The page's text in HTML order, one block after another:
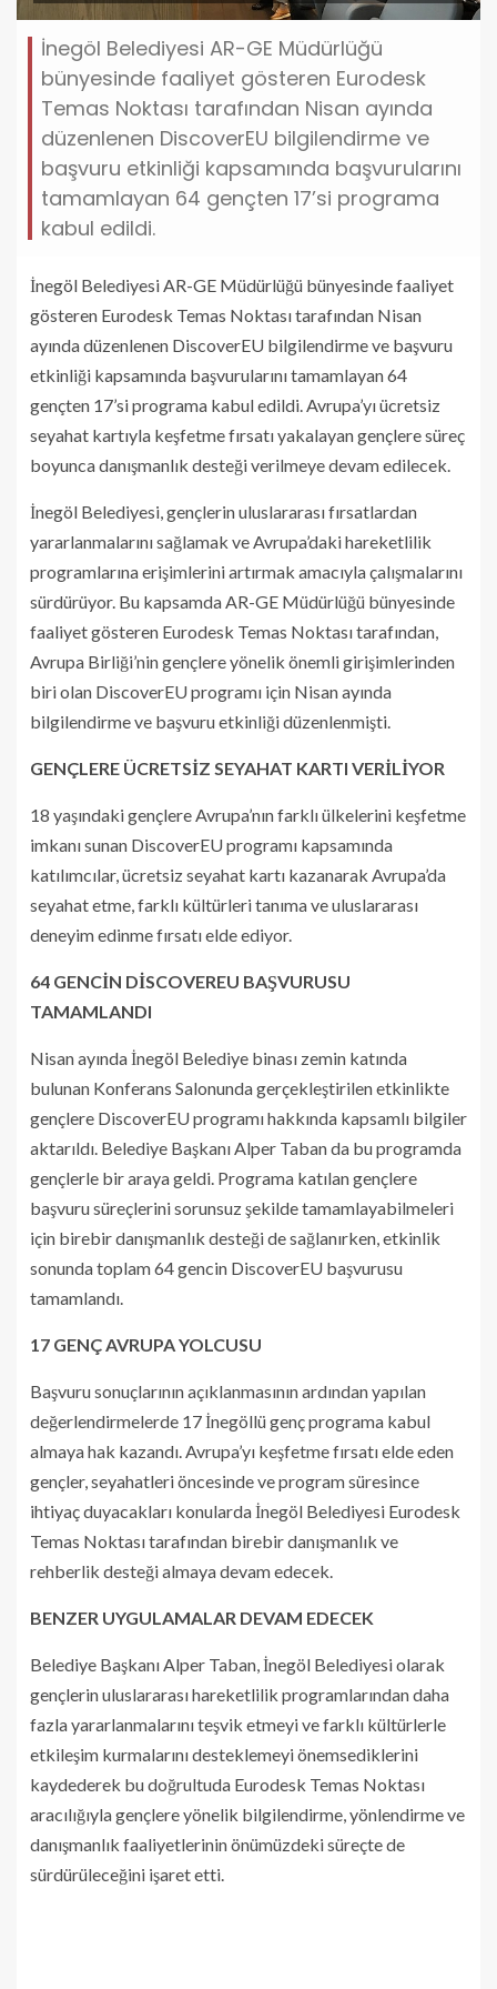
İnegöl Belediyesi AR-GE Müdürlüğü
bünyesinde faaliyet gösteren Eurodesk
Temas Noktası tarafından Nisan ayında
düzenlenen DiscoverEU bilgilendirme ve
başvuru etkinliği kapsamında başvurularını
tamamlayan 64 gençten 17’si programa
kabul edildi.
İnegöl Belediyesi AR-GE Müdürlüğü bünyesinde faaliyet
gösteren Eurodesk Temas Noktası tarafından Nisan
ayında düzenlenen DiscoverEU bilgilendirme ve başvuru
etkinliği kapsamında başvurularını tamamlayan 64
gençten 17’si programa kabul edildi. Avrupa’yı ücretsiz
seyahat kartıyla keşfetme fırsatı yakalayan gençlere süreç
boyunca danışmanlık desteği verilmeye devam edilecek.
İnegöl Belediyesi, gençlerin uluslararası fırsatlardan
yararlanmalarını sağlamak ve Avrupa’daki hareketlilik
programlarına erişimlerini artırmak amacıyla çalışmalarını
sürdürüyor. Bu kapsamda AR-GE Müdürlüğü bünyesinde
faaliyet gösteren Eurodesk Temas Noktası tarafından,
Avrupa Birliği’nin gençlere yönelik önemli girişimlerinden
biri olan DiscoverEU programı için Nisan ayında
bilgilendirme ve başvuru etkinliği düzenlenmişti.
GENÇLERE ÜCRETSİZ SEYAHAT KARTI VERİLİYOR
18 yaşındaki gençlere Avrupa’nın farklı ülkelerini keşfetme
imkanı sunan DiscoverEU programı kapsamında
katılımcılar, ücretsiz seyahat kartı kazanarak Avrupa’da
seyahat etme, farklı kültürleri tanıma ve uluslararası
deneyim edinme fırsatı elde ediyor.
64 GENCİN DİSCOVEREU BAŞVURUSU
TAMAMLANDI
Nisan ayında İnegöl Belediye binası zemin katında
bulunan Konferans Salonunda gerçekleştirilen etkinlikte
gençlere DiscoverEU programı hakkında kapsamlı bilgiler
aktarıldı. Belediye Başkanı Alper Taban da bu programda
gençlerle bir araya geldi. Programa katılan gençlere
başvuru süreçlerini sorunsuz şekilde tamamlayabilmeleri
için birebir danışmanlık desteği de sağlanırken, etkinlik
sonunda toplam 64 gencin DiscoverEU başvurusu
tamamlandı.
17 GENÇ AVRUPA YOLCUSU
Başvuru sonuçlarının açıklanmasının ardından yapılan
değerlendirmelerde 17 İnegöllü genç programa kabul
almaya hak kazandı. Avrupa’yı keşfetme fırsatı elde eden
gençler, seyahatleri öncesinde ve program süresince
ihtiyaç duyacakları konularda İnegöl Belediyesi Eurodesk
Temas Noktası tarafından birebir danışmanlık ve
rehberlik desteği almaya devam edecek.
BENZER UYGULAMALAR DEVAM EDECEK
Belediye Başkanı Alper Taban, İnegöl Belediyesi olarak
gençlerin uluslararası hareketlilik programlarından daha
fazla yararlanmalarını teşvik etmeyi ve farklı kültürlerle
etkileşim kurmalarını desteklemeyi önemsediklerini
kaydederek bu doğrultuda Eurodesk Temas Noktası
aracılığıyla gençlere yönelik bilgilendirme, yönlendirme ve
danışmanlık faaliyetlerinin önümüzdeki süreçte de
sürdürüleceğini işaret etti.